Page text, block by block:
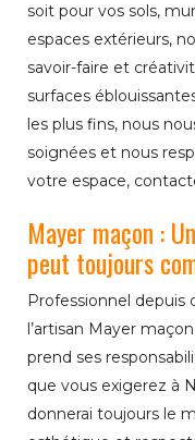
soit pour vos sols,
espaces extérieurs,
savoir-faire et
surfaces
les plus fins, nous
soignées et nous
votre espace,
Mayer maçon :
peut toujours
Professionnel depuis
l’artisan Mayer
prend ses
que vous exigerez à
donnerai toujours le